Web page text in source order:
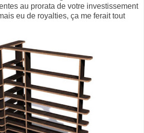
au prorata de votre investissement
eu de royalties, ça me ferait tout